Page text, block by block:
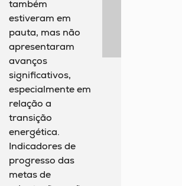
também
estiveram em
pauta, mas não
apresentaram
avanços
significativos,
especialmente em
relação a
transição
energética.
Indicadores de
progresso das
metas de